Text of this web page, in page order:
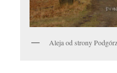
Aleja od strony